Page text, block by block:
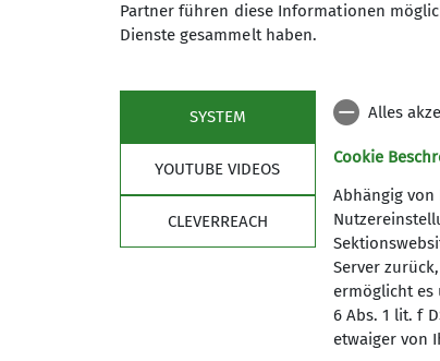
Anmeldung
Partner führen diese Informationen
Dienste gesammelt haben.
SYSTEM
YOUTUBE VIDEOS
CLEVERREACH
Alles
Cookie
Abhängig
Server
ermöglicht es
6 Abs. 1 lit. f
etwaiger von